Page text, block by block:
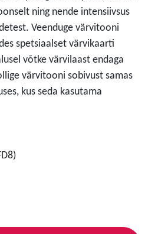
ning nende intensiivsus
Veenduge värvitooni
spetsiaalset värvikaarti
võtke värvilaast endaga
värvitooni sobivust samas
kus seda kasutama